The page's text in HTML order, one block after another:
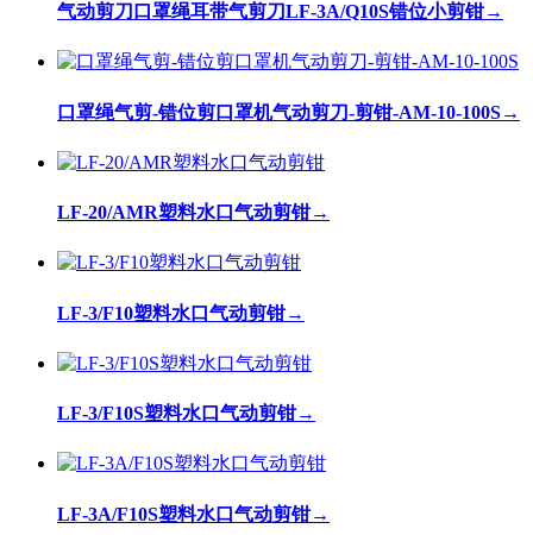
气动剪刀口罩绳耳带气剪刀LF-3A/Q10S错位小剪钳→
口罩绳气剪-错位剪口罩机气动剪刀-剪钳-AM-10-100S→
LF-20/AMR塑料水口气动剪钳→
LF-3/F10塑料水口气动剪钳→
LF-3/F10S塑料水口气动剪钳→
LF-3A/F10S塑料水口气动剪钳→